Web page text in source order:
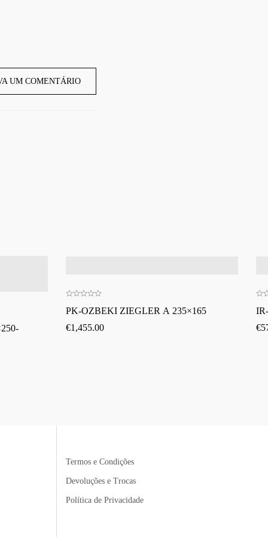
UM COMENTÁRIO
PK-OZBEKI ZIEGLER A 235×165
€1,455.00
€
Termos e Condições
Devoluções e Trocas
Política de Privacidade